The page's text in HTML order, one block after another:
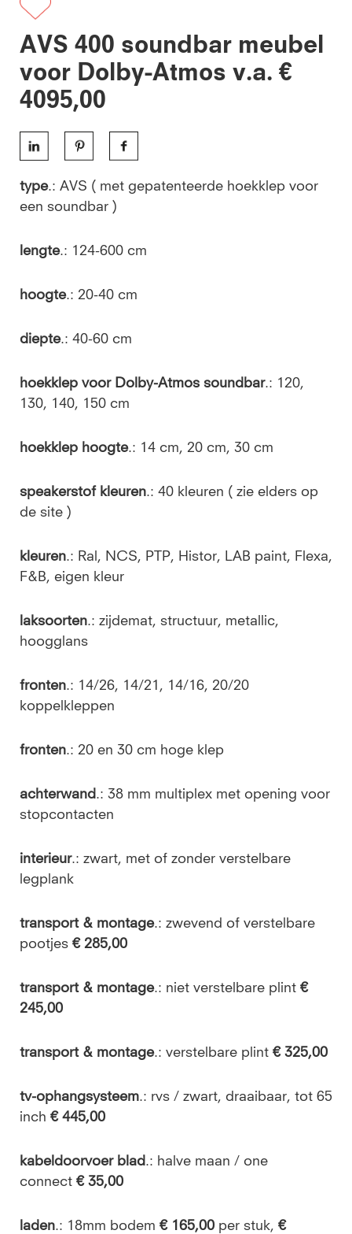
AVS 400 soundbar meubel
voor Dolby-Atmos v.a. €
4095,00
type.: AVS ( met gepatenteerde hoekklep voor
een soundbar )
lengte.: 124-600 cm
hoogte.: 20-40 cm
diepte.: 40-60 cm
hoekklep voor Dolby-Atmos soundbar.: 120,
130, 140, 150 cm
hoekklep hoogte.: 14 cm, 20 cm, 30 cm
speakerstof kleuren.: 40 kleuren ( zie elders op
de site )
kleuren.: Ral, NCS, PTP, Histor, LAB paint, Flexa,
F&B, eigen kleur
laksoorten.: zijdemat, structuur, metallic,
hoogglans
fronten.: 14/26, 14/21, 14/16, 20/20
koppelkleppen
fronten.: 20 en 30 cm hoge klep
achterwand.: 38 mm multiplex met opening voor
stopcontacten
interieur.: zwart, met of zonder verstelbare
legplank
transport & montage.: zwevend of verstelbare
pootjes € 285,00
transport & montage.: niet verstelbare plint €
245,00
transport & montage.: verstelbare plint € 325,00
tv-ophangsysteem.: rvs / zwart, draaibaar, tot 65
inch € 445,00
kabeldoorvoer blad.: halve maan / one
connect € 35,00
laden.: 18mm bodem € 165,00 per stuk, €